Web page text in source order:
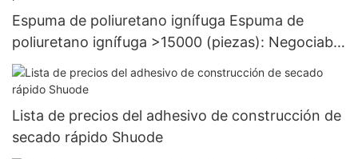
Espuma de poliuretano ignífuga Espuma de
poliuretano ignífuga >15000 (piezas): Negociable
(días) 6000-29999 piezas US.0 Suministro
Lista de precios del adhesivo de construcción de
secado rápido Shuode